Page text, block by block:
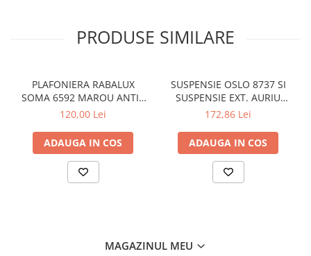
PRODUSE SIMILARE
PLAFONIERA RABALUX
SOMA 6592 MAROU ANTIC
CREM E14 2X40W 350MM
120,00 Lei
ADAUGA IN COS
SUSPENSIE OSLO 8737 SI
SUSPENSIE EXT. AURIU
ANTIC TRANSPARENT E27
172,86 Lei
ADAUGA IN COS
MAGAZINUL MEU